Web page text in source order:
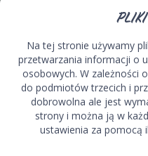
O firmie
Tworzymy miejsce, gdzie
bawią się radośnie, a
Na tej stronie używamy
przetwarzania informacji o
osobowych. W zależności
do podmiotów trzecich i
dobrowolna ale jest
strony i można ją w
ustawienia za pomocą